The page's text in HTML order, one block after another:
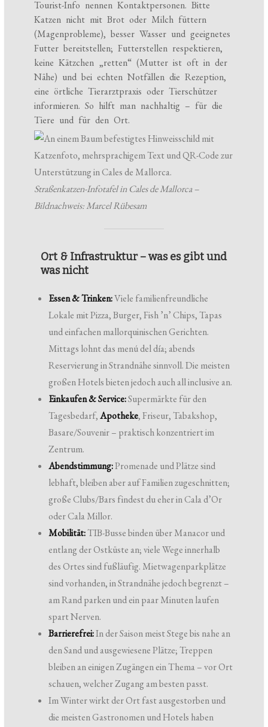
Tourist-Info nennen Kontaktpersonen. Bitte
Katzen nicht mit Brot oder Milch füttern
(Magenprobleme), besser Wasser und geeignetes
Futter bereitstellen; Futterstellen respektieren,
keine Kätzchen „retten“ (Mutter ist oft in der
Nähe) und bei echten Notfällen die Rezeption,
eine örtliche Tierarztpraxis oder Tierschützer
informieren. So hilft man nachhaltig – für die
Tiere und für den Ort.
Straßenkatzen-Infotafel in Cales de Mallorca –
Bildnachweis: Marcel Rübesam
Ort & Infrastruktur – was es gibt und
was nicht
Essen & Trinken:Viele familienfreundliche
Lokale mit Pizza, Burger, Fish ’n’ Chips, Tapas
und einfachen mallorquinischen Gerichten.
Mittags lohnt das menú del día; abends
Reservierung in Strandnähe sinnvoll. Die meisten
großen Hotels bieten jedoch auch all inclusive an.
Einkaufen & Service:Supermärkte für den
Tagesbedarf,Apotheke, Friseur, Tabakshop,
Basare/Souvenir – praktisch konzentriert im
Zentrum.
Abendstimmung:Promenade und Plätze sind
lebhaft, bleiben aber auf Familien zugeschnitten;
große Clubs/Bars findest du eher in Cala d’Or
oder Cala Millor.
Mobilität:TIB-Busse binden über Manacor und
entlang der Ostküste an; viele Wege innerhalb
des Ortes sind fußläufig. Mietwagenparkplätze
sind vorhanden, in Strandnähe jedoch begrenzt –
am Rand parken und ein paar Minuten laufen
spart Nerven.
Barrierefrei:In der Saison meist Stege bis nahe an
den Sand und ausgewiesene Plätze; Treppen
bleiben an einigen Zugängen ein Thema – vor Ort
schauen, welcher Zugang am besten passt.
Im Winter wirkt der Ort fast ausgestorben und
die meisten Gastronomen und Hotels haben